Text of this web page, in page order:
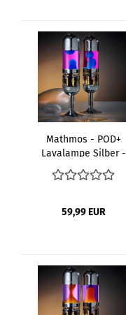
Mathmos - POD+
Lavalampe Silber -
Pink Blau
59,99 EUR